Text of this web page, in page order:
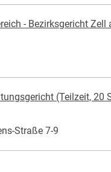
- Bezirksgericht Zell
(Teilzeit, 20
Straße 7-9